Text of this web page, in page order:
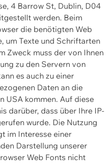
4 Barrow St, Dublin, D04
werden. Beim
die benötigten Web
um Texte und Schriftarten
Zweck muss der von Ihnen
zu den Servern von
es auch zu einer
Daten an die
USA kommen. Auf diese
darüber, dass über Ihre IP-
wurde. Die Nutzung
im Interesse einer
Darstellung unserer
Web Fonts nicht